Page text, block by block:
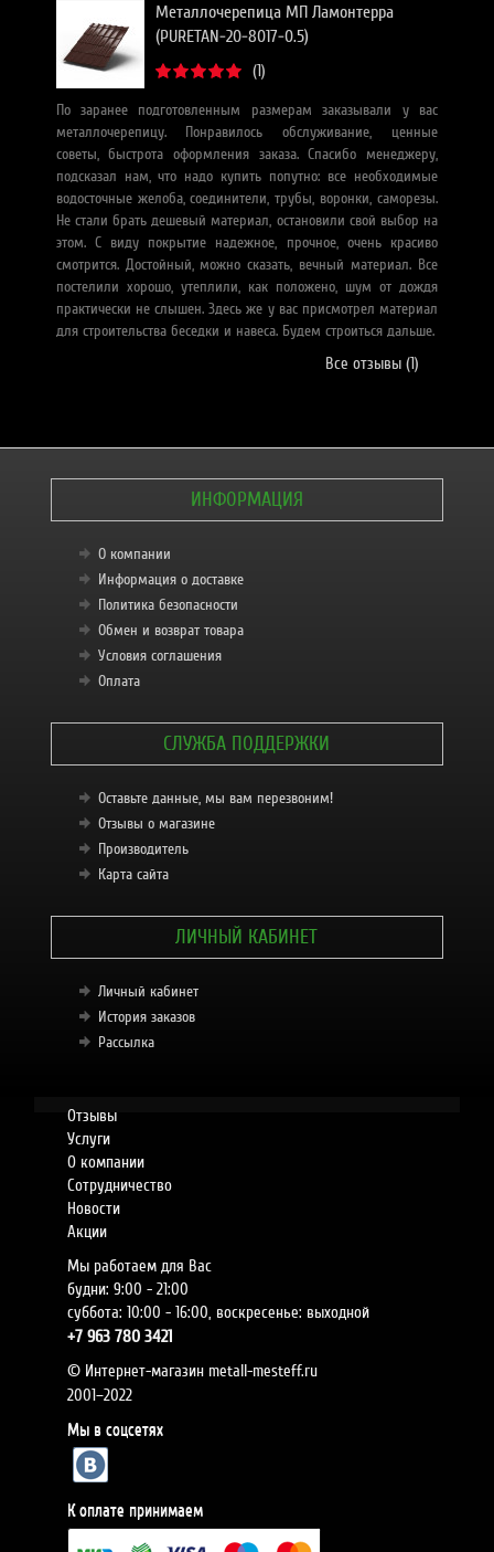
Металлочерепица МП Ламонтерра
(PURETAN-20-8017-0.5)
(1)
По заранее подготовленным размерам заказывали у вас
металлочерепицу. Понравилось обслуживание, ценные
советы, быстрота оформления заказа. Спасибо менеджеру,
подсказал нам, что надо купить попутно: все необходимые
водосточные желоба, соединители, трубы, воронки, саморезы.
Не стали брать дешевый материал, остановили свой выбор на
этом. С виду покрытие надежное, прочное, очень красиво
смотрится. Достойный, можно сказать, вечный материал. Все
постелили хорошо, утеплили, как положено, шум от дождя
практически не слышен. Здесь же у вас присмотрел материал
для строительства беседки и навеса. Будем строиться дальше.
Все отзывы (1)
ИНФОРМАЦИЯ
О компании
Информация о доставке
Политика безопасности
Обмен и возврат товара
Условия соглашения
Оплата
СЛУЖБА ПОДДЕРЖКИ
Оставьте данные, мы вам перезвоним!
Отзывы о магазине
Производитель
Карта сайта
ЛИЧНЫЙ КАБИНЕТ
Личный кабинет
История заказов
Рассылка
Отзывы
Услуги
О компании
Сотрудничество
Новости
Акции
Мы работаем для Вас
будни: 9:00 - 21:00
суббота: 10:00 - 16:00, воскресенье: выходной
+7963 780 3421
© Интернет-магазин metall-mesteff.ru
2001–2022
Мы в соцсетях
К оплате принимаем